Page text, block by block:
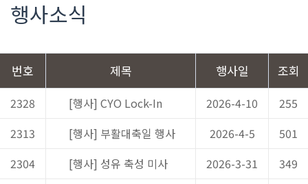
행사소식
번호 제목 행사일 조회
2328 [행사] CYO Lock-In 2026-4-10
255
2313
[행사] 부활대축일 행사 2026-4-5
501
2304
[행사] 성유 축성 미사 2026-3-31 349